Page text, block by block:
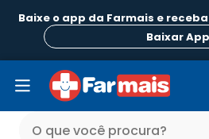
Baixe o app da Farmais e
Baixar App